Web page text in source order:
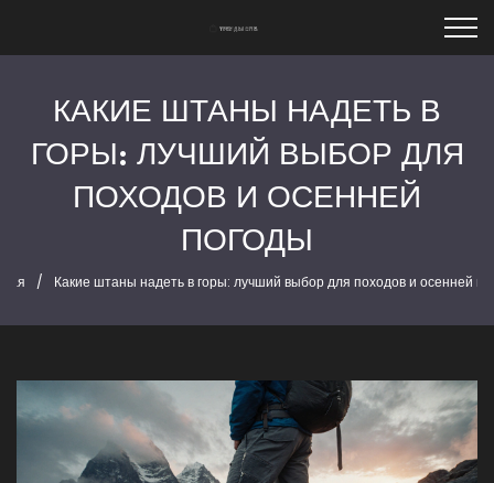
КАКИЕ ШТАНЫ НАДЕТЬ В
ГОРЫ: ЛУЧШИЙ ВЫБОР ДЛЯ
ПОХОДОВ И ОСЕННЕЙ
ПОГОДЫ
Какие штаны надеть в горы: лучший выбор для походов и осенней